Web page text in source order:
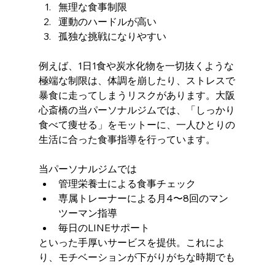
無理な食事制限
運動のハードルが高い
孤独な挑戦になりやすい
例えば、1日1食や炭水化物を一切抜くような
極端な制限は、体調を崩したり、ストレスで
暴食に走ってしまうリスクがあります。大阪
心斎橋の当パーソナルジムでは、「しっかり
食べて痩せる」をモットーに、一人ひとりの
生活に合った食事指導を行っています。
当パーソナルジムでは
管理栄養士による食事チェック
専属トレーナーによる月4〜8回のマン
ツーマン指導
毎日のLINEサポート
といった手厚いサービスを提供。これによ
り、モチベーションが下がりがちな時期でも